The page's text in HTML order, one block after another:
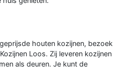
houten kozijnen, bezoek
Loos. Zij leveren kozijnen
als deuren. Je kunt de